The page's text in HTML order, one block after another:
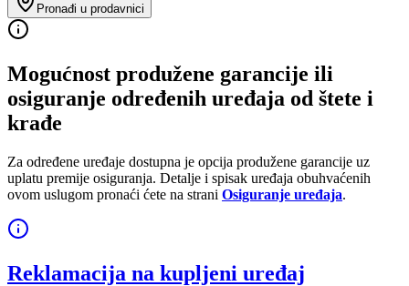
Pronađi u prodavnici
Mogućnost produžene garancije ili
osiguranje određenih uređaja od štete i
krađe
Za određene uređaje dostupna je opcija produžene garancije uz
uplatu premije osiguranja. Detalje i spisak uređaja obuhvaćenih
ovom uslugom pronaći ćete na strani Osiguranje uređaja.
Reklamacija na kupljeni uređaj